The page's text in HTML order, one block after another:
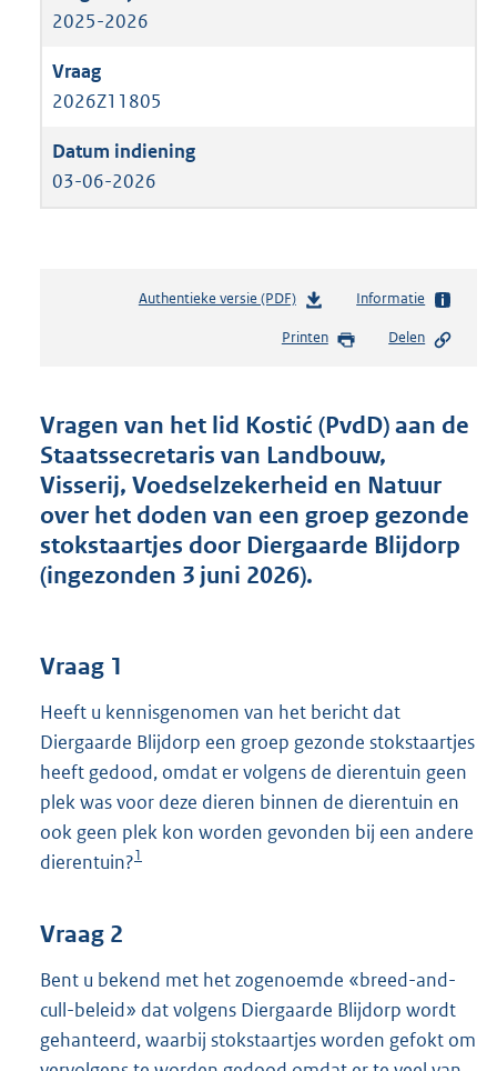
2025-2026
2026Z11805
03-06-2026
Authentieke versie (PDF)b
s
n
d
s
g
r
o
t
K
b
Informatie
Printen Delen
Vragen van het lid Kostić (PvdD) aan de
Staatssecretaris van Landbouw,
Visserij, Voedselzekerheid en Natuur
over het doden van een groep gezonde
stokstaartjes door Diergaarde Blijdorp
(ingezonden 3 juni 2026).
Vraag 1
Heeft u kennisgenomen van het bericht dat
Diergaarde Blijdorp een groep gezonde stokstaartjes
heeft gedood, omdat er volgens de dierentuin geen
plek was voor deze dieren binnen de dierentuin en
ook geen plek kon worden gevonden bij een andere
dierentuin?1
Vraag 2
Bent u bekend met het zogenoemde «breed-and-
cull-beleid» dat volgens Diergaarde Blijdorp wordt
gehanteerd, waarbij stokstaartjes worden gefokt om